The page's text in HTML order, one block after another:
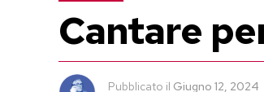
Cantare
Pubblicato il Giugno 12, 2024